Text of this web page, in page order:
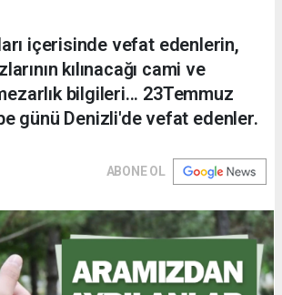
içerisinde vefat edenlerin,
kılınacağı cami ve
bilgileri... 23Temmuz
günü Denizli'de vefat edenler.
ABONE OL